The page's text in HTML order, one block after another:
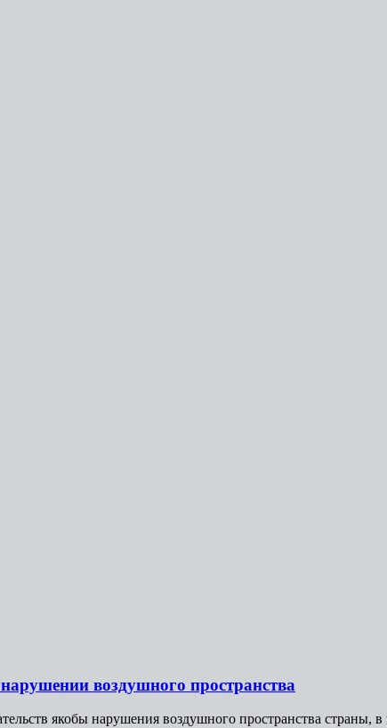
воздушного пространства
якобы нарушения воздушного пространства страны,